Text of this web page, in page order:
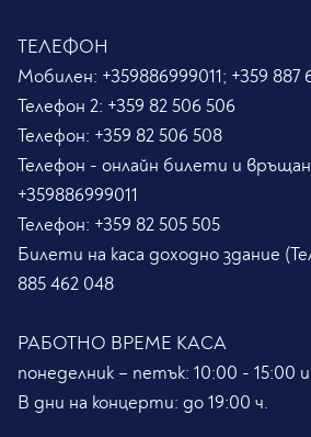
ТЕЛЕФОН
Мобилен: +359886999011; +359 887
Телефон 2: +359 82 506 506
Телефон: +359 82 506 508
Телефон - онлайн билети и
+359886999011
Телефон: +359 82 505 505
Билети на каса доходно здание
885 462 048
РАБОТНО ВРЕМЕ КАСА
понеделник – петък: 10:00 - 15:00
В дни на концерти: до 19:00 ч.